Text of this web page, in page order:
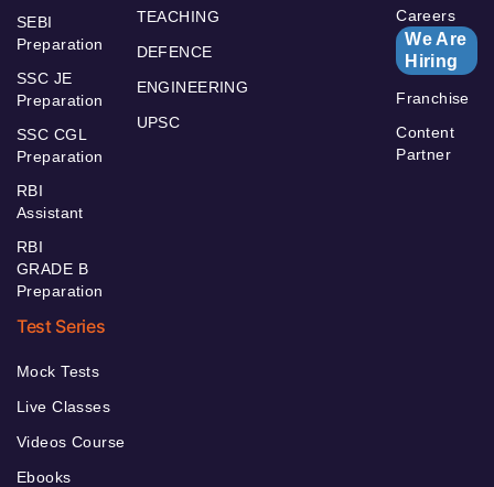
SEBI
Preparation
SSC JE
Preparation
SSC CGL
Preparation
RBI
Assistant
RBI
GRADE B
Preparation
TEACHING
DEFENCE
ENGINEERING
UPSC
Careers
We Are
Hiring
Franchise
Content
Partner
Test Series
Mock Tests
Live Classes
Videos Course
Ebooks